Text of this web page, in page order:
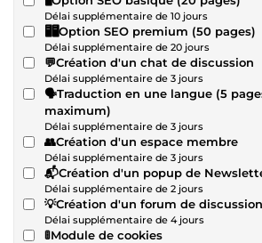
Délai supplémentaire de 10 jours
🖥️🖥️Option SEO premium (50 pages)
Délai supplémentaire de 20 jours
💬Création d'un chat de discussion
Délai supplémentaire de 3 jours
🗣️Traduction en une langue (5
maximum)
Délai supplémentaire de 3 jours
👥Création d'un espace membre
Délai supplémentaire de 3 jours
📬Création d'un popup de
Délai supplémentaire de 2 jours
💡Création d'un forum de discussion
Délai supplémentaire de 4 jours
🚦Module de cookies